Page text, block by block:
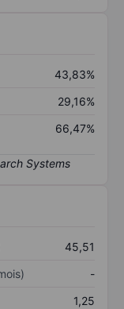
43,83%
29,16%
66,47%
45,51
-
1,25